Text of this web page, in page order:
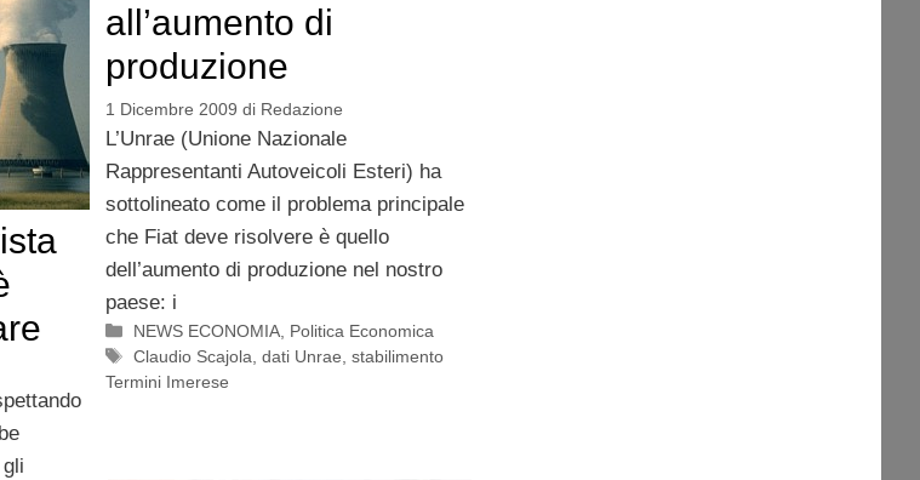
all’aumento di
produzione
1 Dicembre 2009 di Redazione
L’Unrae (Unione Nazionale
Rappresentanti Autoveicoli Esteri) ha
sottolineato come il problema principale
che Fiat deve risolvere è quello
dell’aumento di produzione nel nostro
paese: i
Categorie
NEWS ECONOMIA Politica Economica
Tag
Claudio Scajola ,dati Unrae ,stabilimento
Termini Imerese